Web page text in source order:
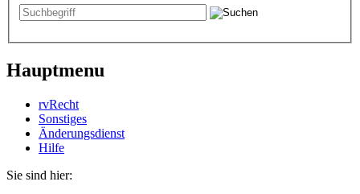
Hauptmenu
rvRecht
Sonstiges
Änderungsdienst
Hil­fe
Sie sind hier: